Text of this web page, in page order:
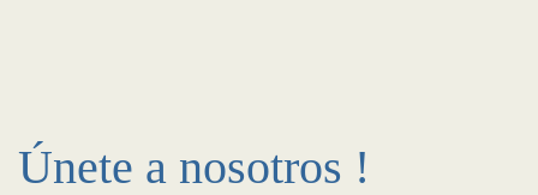
Únete a nosotros !